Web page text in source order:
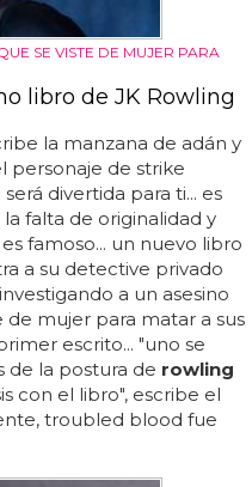
SE VISTE DE MUJER PARA
libro de JK Rowling
la manzana de adán y
personaje de strike
divertida para ti... es
falta de originalidad y
es famoso... un nuevo libro
a su detective privado
a un asesino
de mujer para matar a sus
escrito... "uno se
de la postura de rowling
con el libro", escribe el
troubled blood fue